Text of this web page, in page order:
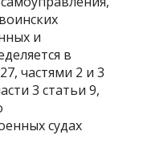
и
в
частями 2 и 3
3 статьи 9,
судах